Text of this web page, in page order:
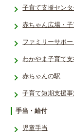
子育て支援­センタ
赤ちゃん広場・
ファミリーサポ
わかやま子育て
赤ちゃんの駅
子育て短期支援
手当・給付
児童手当